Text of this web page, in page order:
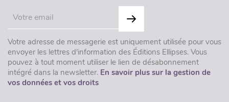
Votre adresse de messagerie est uniquement utilisée pour vous
envoyer les lettres d'information des Éditions Ellipses. Vous
pouvez à tout moment utiliser le lien de désabonnement
intégré dans la newsletter. En savoir plus sur la gestion de
vos données et vos droits